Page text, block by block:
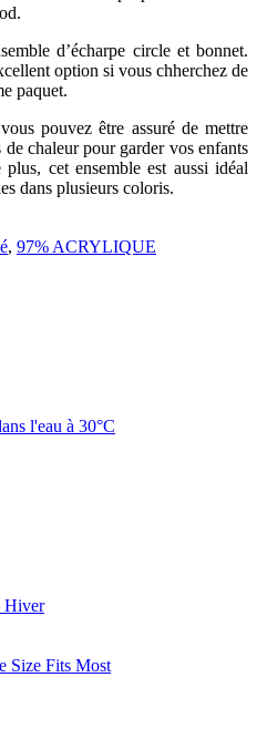
d’écharpe circle et bonnet.
option si vous chherchez de
paquet.
pouvez être assuré de mettre
chaleur pour garder vos enfants
cet ensemble est aussi idéal
dans plusieurs coloris.
, 97% ACRYLIQUE
l'eau à 30°C
Hiver
Size Fits Most